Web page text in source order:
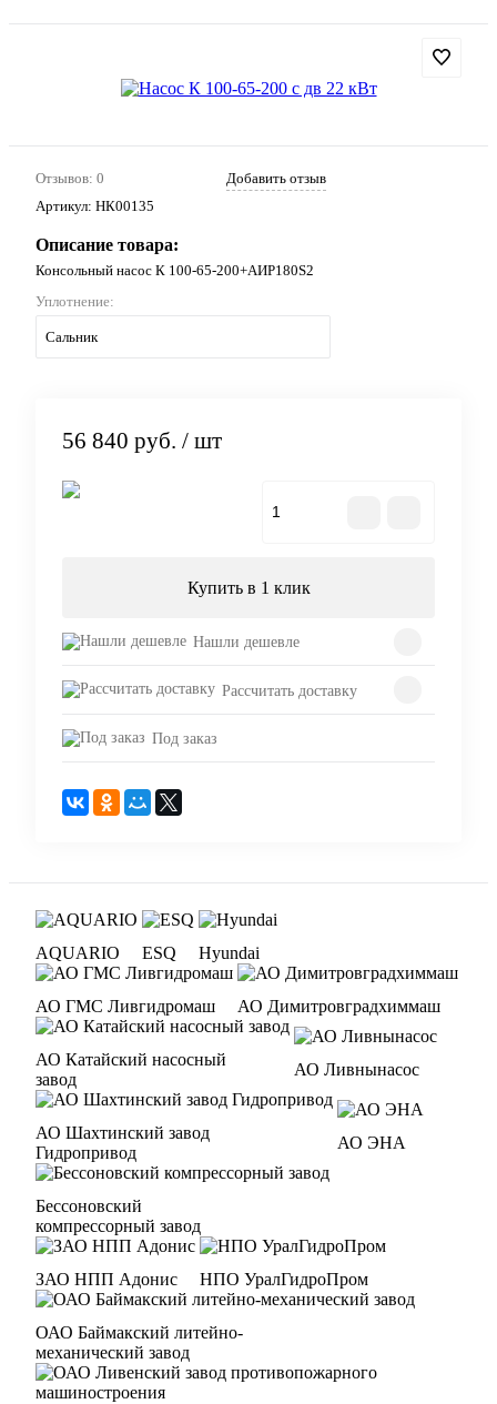
Отзывов: 0
Добавить отзыв
Артикул: НК00135
Описание товара:
Консольный насос К 100-65-200+АИР180S2
Уплотнение:
Сальник
56 840 руб. / шт
Купить в 1 клик
Нашли дешевле
Рассчитать доставку
Под заказ
AQUARIO ESQ Hyundai
АО ГМС Ливгидромаш АО Димитровградхиммаш
АО Катайский насосный
завод
АО Ливнынасос
АО Шахтинский завод
Гидропривод
АО ЭНА
Бессоновский
компрессорный завод
ЗАО НПП Адонис НПО УралГидроПром
ОАО Баймакский литейно-
механический завод